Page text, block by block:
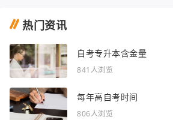
热门资讯
自考专升本含金量
841人浏览
每年高自考时间
806人浏览